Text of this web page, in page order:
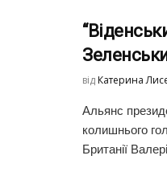
від Катерина
Альянс
колишнього
Британії